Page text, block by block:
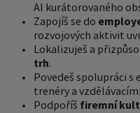
AI kurátorovaného
Zapojíš se do
rozvojových aktivit
Lokalizuješ a
trh.
Povedeš spolupráci
trenéry a
Podpoříš firemní